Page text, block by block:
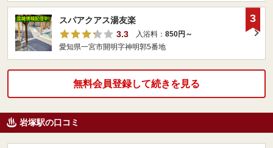
スパアクアス湯友楽
3.3
入浴料： 850円～
愛知県一宮市開明字神明郭5番地
3
無料会員登録して続きを見る
岩塚駅の口コミ